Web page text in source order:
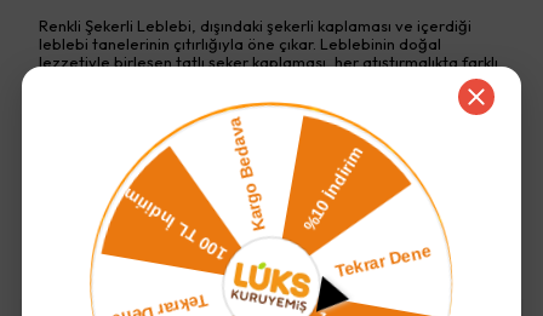
Renkli Şekerli Leblebi, dışındaki şekerli kaplaması ve içerdiği
leblebi tanelerinin çıtırlığıyla öne çıkar. Leblebinin doğal
lezzetiyle birleşen tatlı şeker kaplaması, her atıştırmalıkta farklı
bir keyif yaşatır. Aynı zamanda, leblebi içeriğiyle sağlıklı bir
atıştırmalık sunarken, tatlı ihtiyacınızı da karşılar. Yüksek lif
içeriği sayesinde sindirim sistemine de destek olur.
Bu renkli ve tatlı atıştırmalık, özellikle çocuklar için eğlenceli bir
alternatif sunar. Doğum günü partilerinde, kutlamalarda ya da
günlük atıştırmalık olarak ideal bir seçenektir. Ayrıca, renkli
şekerli leblebi, çay saatlerinizde keyifli b
Devamını Göster